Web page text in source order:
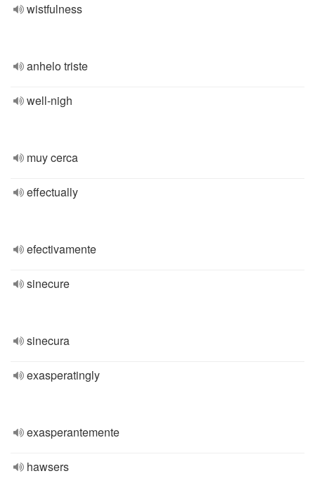
wistfulness
anhelo triste
well-nigh
muy cerca
effectually
efectivamente
sinecure
sinecura
exasperatingly
exasperantemente
hawsers